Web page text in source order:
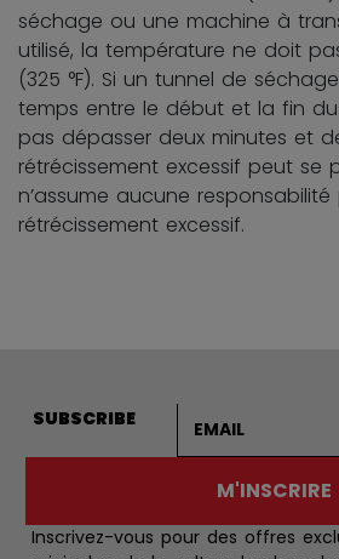
séchage ou une machine à
utilisé, la température ne doit
(325 °F). Si un tunnel de
temps entre le début et la fin
pas dépasser deux minutes et
rétrécissement excessif peut se
n’assume aucune
rétrécissement excessif.
SUBSCRIBE
M'INSCRIRE
Inscrivez-vous pour des offres